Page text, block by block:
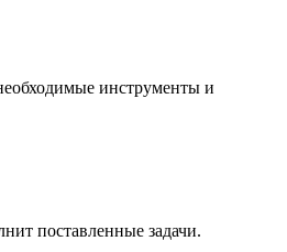
инструменты и
поставленные задачи.